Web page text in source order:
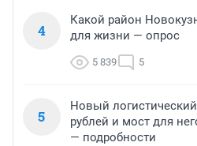
4
Какой район
для жизни — опрос
5 839 5
5
Новый
рублей и мост для
— подробности